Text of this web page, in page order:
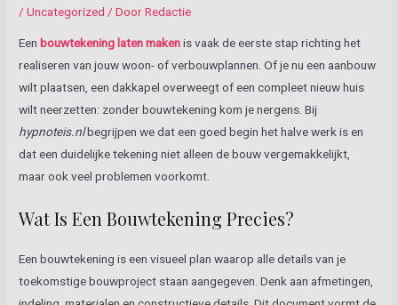
/Uncategorized / DoorRedactie
Een bouwtekening laten makenis vaak de eerste stap richting het
realiseren van jouw woon- of verbouwplannen. Of je nu een aanbouw
wilt plaatsen, een dakkapel overweegt of een compleet nieuw huis
wilt neerzetten: zonder bouwtekening kom je nergens. Bij
hypnoteis.nlbegrijpen we dat een goed begin het halve werk is en
dat een duidelijke tekening niet alleen de bouw vergemakkelijkt,
maar ook veel problemen voorkomt.
Wat Is Een Bouwtekening Precies?
Een bouwtekening is een visueel plan waarop alle details van je
toekomstige bouwproject staan aangegeven. Denk aan afmetingen,